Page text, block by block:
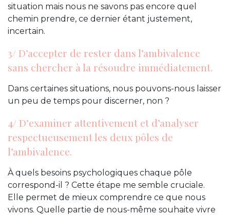
situation mais nous ne savons pas encore quel
chemin prendre, ce dernier étant justement,
incertain.
3/ D’accepter de rester dans l’ambivalence
sans chercher à la résoudre immédiatement.
Dans certaines situations, nous pouvons-nous laisser
un peu de temps pour discerner, non ?
4/ D’examiner attentivement et d’analyser
respectueusement les deux pôles de
l’ambivalence.
À quels besoins psychologiques chaque pôle
correspond-il ? Cette étape me semble cruciale.
Elle permet de mieux comprendre ce que nous
vivons. Quelle partie de nous-même souhaite vivre